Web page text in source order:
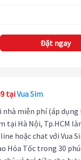
Đặt ngay
tạiVua Sim
miễn phí (áp dụng
tại Hà Nội, Tp.HCM
hoặc chat với Vua
Hỏa Tốc trong 30